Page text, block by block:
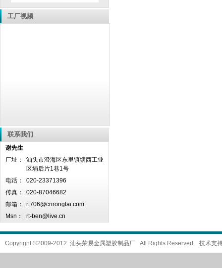
工厂视频
联系我们
谢先生
厂址：
汕头市澄海区东里镇塘西工业
区埔后片1巷1号
电话：
020-23371396
传真：
020-87046682
邮箱：
rt706@cnrongtai.com
Msn：
rt-ben@live.cn
Copyright ©2009-2012 汕头荣易金属塑胶制品厂 All Rights Reserved. 技术支